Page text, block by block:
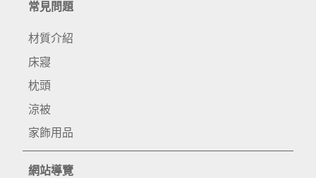
常見問題
材質介紹
床寢
枕頭
涼被
家飾用品
網站導覽